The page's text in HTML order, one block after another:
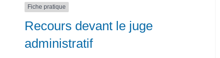
Fiche pratique
Recours devant le juge
administratif